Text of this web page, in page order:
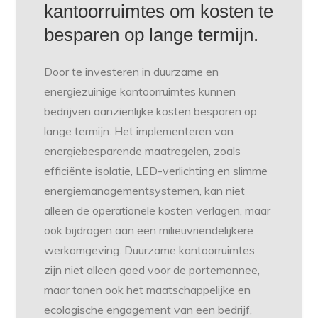
kantoorruimtes om kosten te
besparen op lange termijn.
Door te investeren in duurzame en
energiezuinige kantoorruimtes kunnen
bedrijven aanzienlijke kosten besparen op
lange termijn. Het implementeren van
energiebesparende maatregelen, zoals
efficiënte isolatie, LED-verlichting en slimme
energiemanagementsystemen, kan niet
alleen de operationele kosten verlagen, maar
ook bijdragen aan een milieuvriendelijkere
werkomgeving. Duurzame kantoorruimtes
zijn niet alleen goed voor de portemonnee,
maar tonen ook het maatschappelijke en
ecologische engagement van een bedrijf,